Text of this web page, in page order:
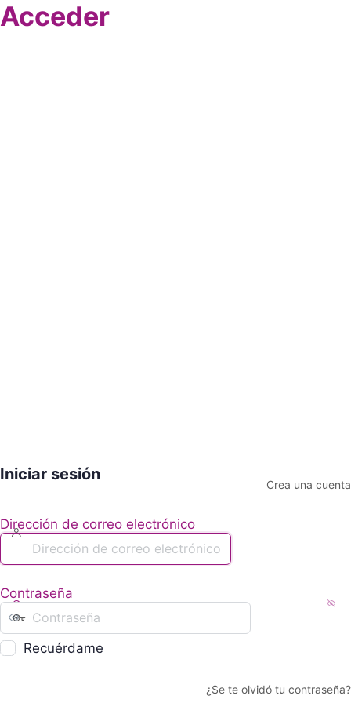
Acceder
Iniciar sesión
Crea una cuenta
Dirección de correo electrónico
Contraseña
Recuérdame
¿Se te olvidó tu contraseña?